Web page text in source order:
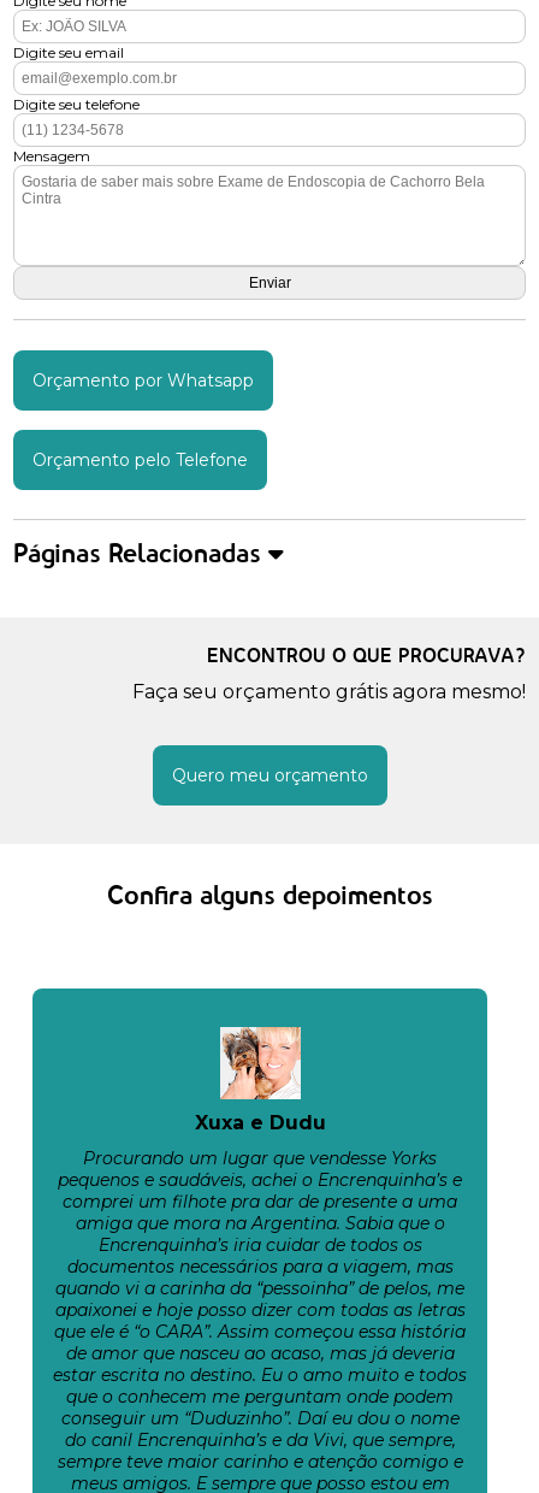
Digite seu email
Digite seu telefone
Mensagem
Orçamento por Whatsapp
Orçamento pelo Telefone
Páginas Relacionadas
ENCONTROU O QUE PROCURAVA?
Faça seu orçamento grátis agora mesmo!
Quero meu orçamento
Confira alguns depoimentos
Xuxa e Dudu
Procurando um lugar que vendesse Yorks
pequenos e saudáveis, achei o Encrenquinha’s e
comprei um filhote pra dar de presente a uma
amiga que mora na Argentina. Sabia que o
Encrenquinha’s iria cuidar de todos os
documentos necessários para a viagem, mas
quando vi a carinha da “pessoinha” de pelos, me
apaixonei e hoje posso dizer com todas as letras
que ele é “o CARA”. Assim começou essa história
de amor que nasceu ao acaso, mas já deveria
estar escrita no destino. Eu o amo muito e todos
que o conhecem me perguntam onde podem
conseguir um “Duduzinho”. Daí eu dou o nome
do canil Encrenquinha’s e da Vivi, que sempre,
sempre teve maior carinho e atenção comigo e
meus amigos. E sempre que posso estou em